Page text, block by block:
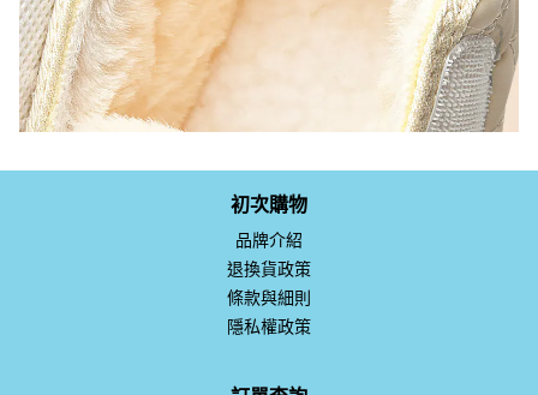
初次購物
品牌介紹
退換貨政策
條款與細則
隱私權政策